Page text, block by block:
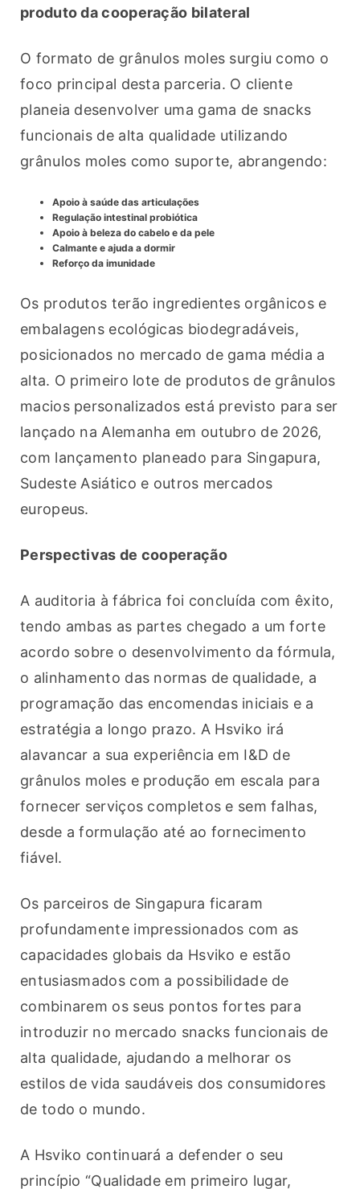
produto da cooperação bilateral
O formato de grânulos moles surgiu como o
foco principal desta parceria. O cliente
planeia desenvolver uma gama de snacks
funcionais de alta qualidade utilizando
grânulos moles como suporte, abrangendo:
Apoio à saúde das articulações
Regulação intestinal probiótica
Apoio à beleza do cabelo e da pele
Calmante e ajuda a dormir
Reforço da imunidade
Os produtos terão ingredientes orgânicos e
embalagens ecológicas biodegradáveis,
posicionados no mercado de gama média a
alta. O primeiro lote de produtos de grânulos
macios personalizados está previsto para ser
lançado na Alemanha em outubro de 2026,
com lançamento planeado para Singapura,
Sudeste Asiático e outros mercados
europeus.
Perspectivas de cooperação
A auditoria à fábrica foi concluída com êxito,
tendo ambas as partes chegado a um forte
acordo sobre o desenvolvimento da fórmula,
o alinhamento das normas de qualidade, a
programação das encomendas iniciais e a
estratégia a longo prazo. A Hsviko irá
alavancar a sua experiência em I&D de
grânulos moles e produção em escala para
fornecer serviços completos e sem falhas,
desde a formulação até ao fornecimento
fiável.
Os parceiros de Singapura ficaram
profundamente impressionados com as
capacidades globais da Hsviko e estão
entusiasmados com a possibilidade de
combinarem os seus pontos fortes para
introduzir no mercado snacks funcionais de
alta qualidade, ajudando a melhorar os
estilos de vida saudáveis dos consumidores
de todo o mundo.
A Hsviko continuará a defender o seu
princípio “Qualidade em primeiro lugar,